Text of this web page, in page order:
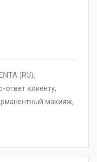
(RU),
ответ клиенту,
макияж,